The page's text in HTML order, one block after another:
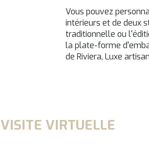
Vous pouvez
intérieurs et de deux
traditionnelle ou
la plate-forme
de Riviera, Luxe
VISITE VIRTUELLE